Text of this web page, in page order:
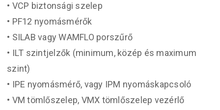
• VCP biztonsági szelep
• PF12 nyomásmérők
• SILAB vagy WAMFLO porszűrő
• ILT szintjelzők (minimum, közép és maximum
szint)
• IPE nyomásmérő, vagy IPM nyomáskapcsoló
• VM tömlőszelep, VMX tömlőszelep vezérlő